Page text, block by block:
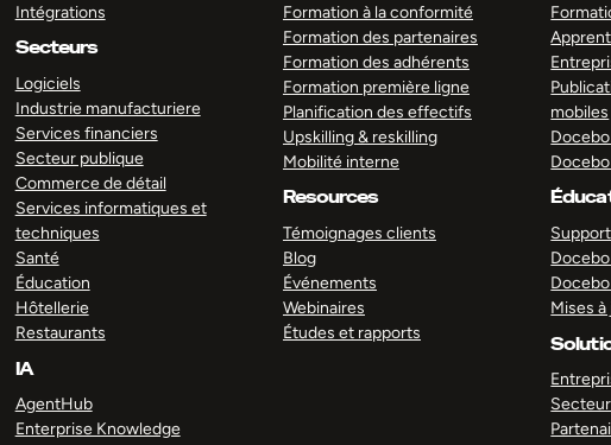
Intégrations
Secteurs
Logiciels
Industrie manufacturiere
Services financiers
Secteur publique
Commerce de détail
Services informatiques et
techniques
Santé
Éducation
Hôtellerie
Restaurants
IA
AgentHub
Enterprise Knowledge
Formation à la conformité
Formation des partenaires
Formation des adhérents
Formation première ligne
Planification des effectifs
Upskilling & reskilling
Mobilité interne
Resources
Témoignages clients
Blog
Événements
Webinaires
Études et rapports
mobiles
Mises